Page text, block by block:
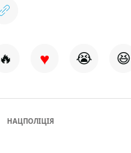
🔥 ♥ 😭 😆
НАЦПОЛІЦІЯ